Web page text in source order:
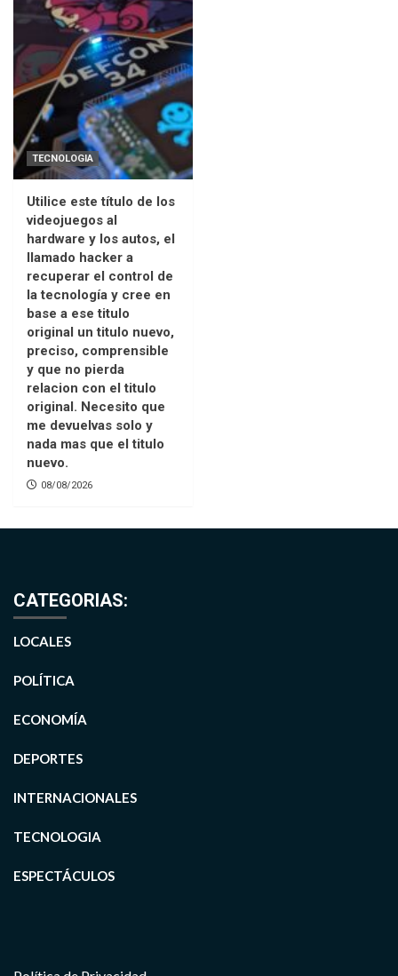
TECNOLOGIA
Utilice este título de los
videojuegos al
hardware y los autos, el
llamado hacker a
recuperar el control de
la tecnología y cree en
base a ese titulo
original un titulo nuevo,
preciso, comprensible
y que no pierda
relacion con el titulo
original. Necesito que
me devuelvas solo y
nada mas que el titulo
nuevo.
08/08/2026
CATEGORIAS:
LOCALES
POLÍTICA
ECONOMÍA
DEPORTES
INTERNACIONALES
TECNOLOGIA
ESPECTÁCULOS